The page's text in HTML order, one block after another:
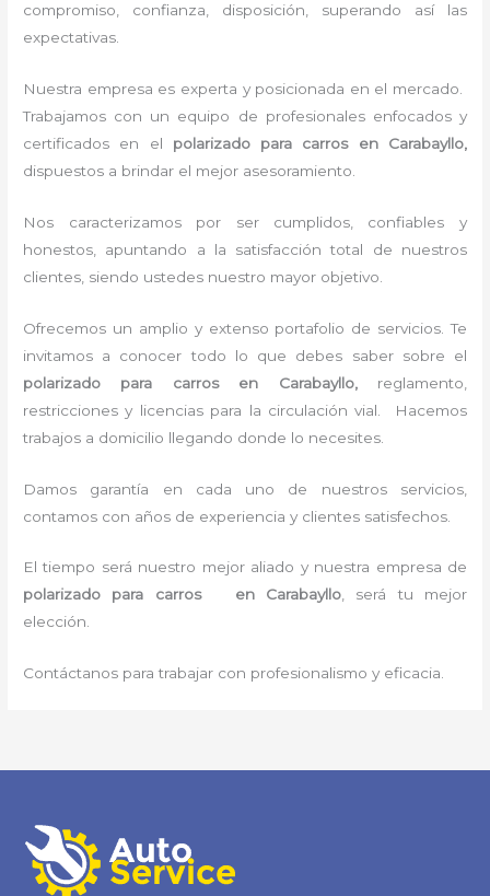
compromiso, confianza, disposición, superando así las
expectativas.
Nuestra empresa es experta y posicionada en el mercado.
Trabajamos con un equipo de profesionales enfocados y
certificados en el polarizado para carros en Carabayllo,
dispuestos a brindar el mejor asesoramiento.
Nos caracterizamos por ser cumplidos, confiables y
honestos, apuntando a la satisfacción total de nuestros
clientes, siendo ustedes nuestro mayor objetivo.
Ofrecemos un amplio y extenso portafolio de servicios. Te
invitamos a conocer todo lo que debes saber sobre el
polarizado para carros en Carabayllo, reglamento,
restricciones y licencias para la circulación vial. Hacemos
trabajos a domicilio llegando donde lo necesites.
Damos garantía en cada uno de nuestros servicios,
contamos con años de experiencia y clientes satisfechos.
El tiempo será nuestro mejor aliado y nuestra empresa de
polarizado para carros en Carabayllo, será tu mejor
elección.
Contáctanos para trabajar con profesionalismo y eficacia.